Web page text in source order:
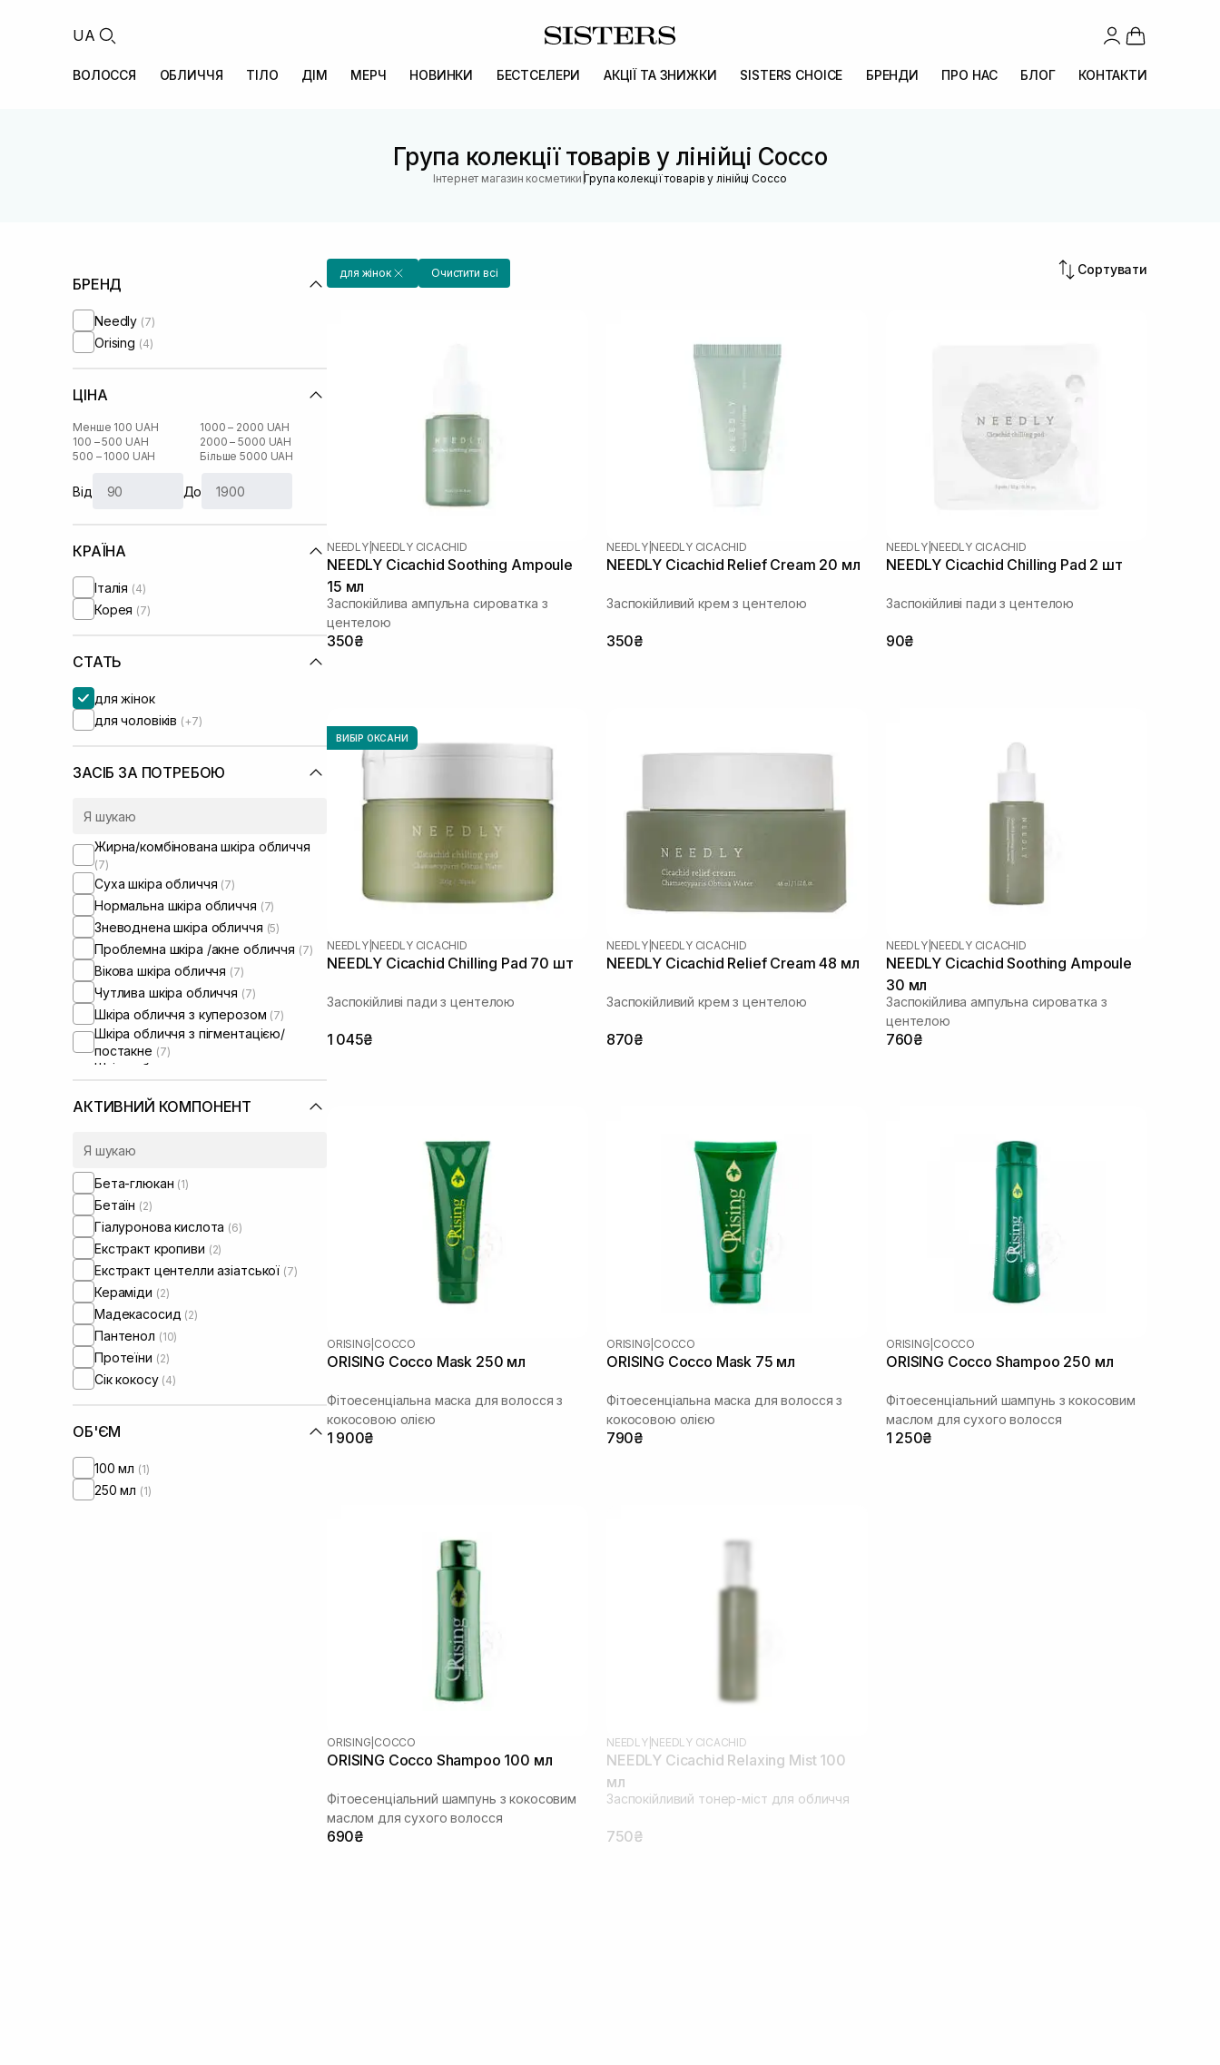
UA
ВОЛОССЯ ОБЛИЧЧЯ ТІЛО ДІМ МЕРЧ НОВИНКИ БЕСТСЕЛЕРИ АКЦІЇ ТА ЗНИЖКИ SISTERS CHOICE БРЕНДИ ПРО НАС БЛОГ КОНТАКТИ
Група колекції товарів у лінійці Cocco
Інтернет магазин косметики |Група колекції товарів у лінійці Cocco
БРЕНД
Needly (7)
Orising (4)
ЦІНА
Менше 100 UAH
100 – 500 UAH
500 – 1000 UAH
1000 – 2000 UAH
2000 – 5000 UAH
Більше 5000 UAH
Від До
КРАЇНА
Італія (4)
Корея (7)
СТАТЬ
для жінок
для чоловіків (+7)
ЗАСІБ ЗА ПОТРЕБОЮ
Жирна/комбінована шкіра обличчя
(7)
Суха шкіра обличчя (7)
Нормальна шкіра обличчя (7)
Зневоднена шкіра обличчя (5)
Проблемна шкіра /акне обличчя (7)
Вікова шкіра обличчя (7)
Чутлива шкіра обличчя (7)
Шкіра обличчя з куперозом (7)
Шкіра обличчя з пігментацією/
постакне (7)
Шкіра обличчя з розширеними
порами
Шкіра обличчя з порушеним
мікробіомом
Фарбоване волосся
Тонке волосся
Ламке волосся
АКТИВНИЙ КОМПОНЕНТ
Бета-глюкан (1)
Бетаїн (2)
Гіалуронова кислота (6)
Екстракт кропиви (2)
Екстракт центелли азіатської (7)
Кераміди (2)
Мадекасосид (2)
Пантенол (10)
Протеїни (2)
Сік кокосу (4)
ОБ'ЄМ
100 мл (1)
250 мл (1)
для жінок Очистити всі Сортувати
NEEDLY| NEEDLY CICACHID
NEEDLY Cicachid Soothing Ampoule
15 мл
Заспокійлива ампульна сироватка з
центелою
350₴
NEEDLY| NEEDLY CICACHID
NEEDLY Cicachid Relief Cream 20 мл
Заспокійливий крем з центелою
350₴
NEEDLY| NEEDLY CICACHID
NEEDLY Cicachid Chilling Pad 2 шт
Заспокійливі пади з центелою
90₴
ВИБІР ОКСАНИ
NEEDLY| NEEDLY CICACHID
NEEDLY Cicachid Chilling Pad 70 шт
Заспокійливі пади з центелою
1 045₴
NEEDLY| NEEDLY CICACHID
NEEDLY Cicachid Relief Cream 48 мл
Заспокійливий крем з центелою
870₴
NEEDLY| NEEDLY CICACHID
NEEDLY Cicachid Soothing Ampoule
30 мл
Заспокійлива ампульна сироватка з
центелою
760₴
ORISING COCCO
ORISING Cocco Mask 250 мл
Фітоесенціальна маска для волосся з
кокосовою олією
1 900₴
ORISING COCCO
ORISING Cocco Mask 75 мл
Фітоесенціальна маска для волосся з
кокосовою олією
790₴
ORISING COCCO
ORISING Cocco Shampoo 250 мл
Фітоесенціальний шампунь з кокосовим
маслом для сухого волосся
1 250₴
ORISING COCCO
ORISING Cocco Shampoo 100 мл
Фітоесенціальний шампунь з кокосовим
маслом для сухого волосся
690₴
NEEDLY| NEEDLY CICACHID
NEEDLY Cicachid Relaxing Mist 100
мл
Заспокійливий тонер-міст для обличчя
750₴